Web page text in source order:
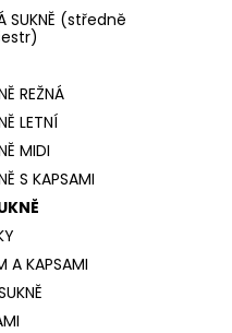
SUKNĚ (středně
REŽNÁ
LETNÍ
MIDI
S KAPSAMI
A KAPSAMI
PROUŽEK 10MM